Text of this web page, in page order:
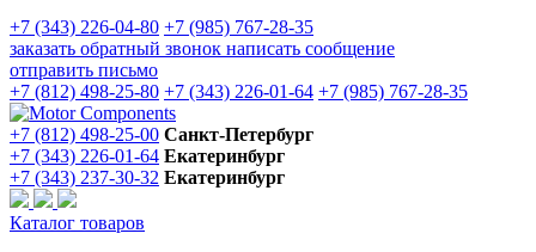
+7 (343) 226-04-80 +7 (985) 767-28-35
заказать обратный звонок написать сообщение
отправить письмо
+7 (812) 498-25-80 +7 (343) 226-01-64 +7 (985) 767-28-35
+7 (812) 498-25-00 Санкт-Петербург
+7 (343) 226-01-64 Екатеринбург
+7 (343) 237-30-32 Екатеринбург
Каталог товаров